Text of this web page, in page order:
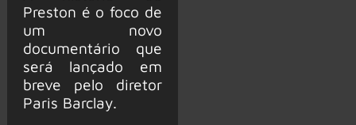
Preston é o foco de
um novo
documentário que
será lançado em
breve pelo diretor
Paris Barclay.